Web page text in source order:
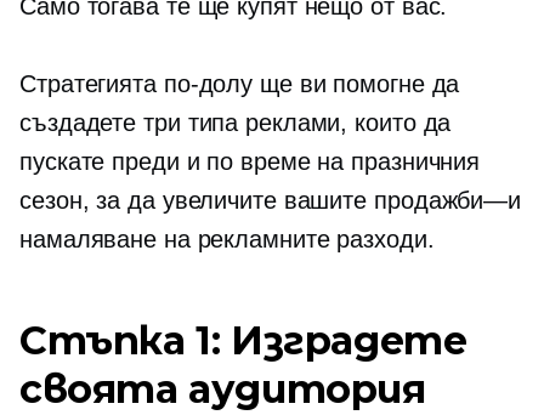
Само тогава те ще купят нещо от вас.
Стратегията по-долу ще ви помогне да
създадете три типа реклами, които да
пускате преди и по време на празничния
сезон, за да увеличите вашите продажби—и
намаляване на рекламните разходи.
Стъпка 1: Изградете
своята аудитория